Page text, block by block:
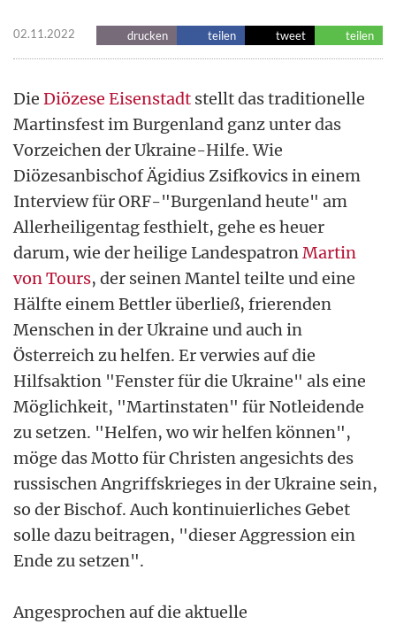
02.11.2022 drucken teilen tweet teilen
Die Diözese Eisenstadt stellt das traditionelle
Martinsfest im Burgenland ganz unter das
Vorzeichen der Ukraine-Hilfe. Wie
Diözesanbischof Ägidius Zsifkovics in einem
Interview für ORF-"Burgenland heute" am
Allerheiligentag festhielt, gehe es heuer
darum, wie der heilige LandespatronMartin
von Tours, der seinen Mantel teilte und eine
Hälfte einem Bettler überließ, frierenden
Menschen in der Ukraine und auch in
Österreich zu helfen. Er verwies auf die
Hilfsaktion "Fenster für die Ukraine" als eine
Möglichkeit, "Martinstaten" für Notleidende
zu setzen. "Helfen, wo wir helfen können",
möge das Motto für Christen angesichts des
russischen Angriffskrieges in der Ukraine sein,
so der Bischof. Auch kontinuierliches Gebet
solle dazu beitragen, "dieser Aggression ein
Ende zu setzen".
Angesprochen auf die aktuelle